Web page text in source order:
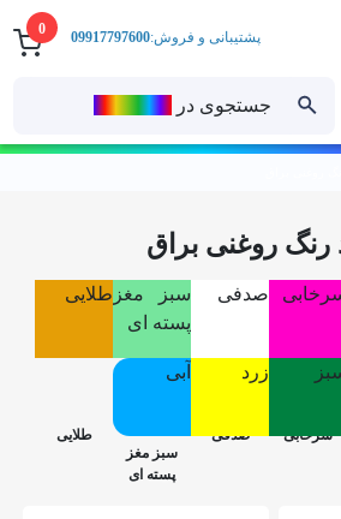
0
جستجوی در
پشتیبانی و فروش:09917797600
رنگ روغنی براق
صدفی
سبز مغز
پسته ای
طلایی
زرد آبی